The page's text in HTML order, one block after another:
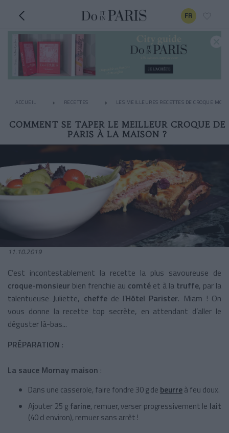
FR
ACCUEIL RECETTES LES MEILLEURES RECETTES DE CROQUE
COMMENT SE TAPER LE MEILLEUR CROQUE DE
PARIS À LA MAISON ?
11.10.2019
C’est incontestablement la recette la plus savoureuse de
croque-monsieur bien frenchie au comté et à la truffe, par la
talentueuse Juliette, cheffede l’Hôtel Parister. Miam ! On
vous donne la recette top secrète, en attendant d’aller le
déguster là-bas...
PRÉPARATION :
La sauce Mornay maison :
Dans une casserole, faire fondre 30 g de beurreà feu doux.
Ajouter 25 g farine, remuer, verser progressivement le lait
(40 cl environ), remuer sans arrêt !